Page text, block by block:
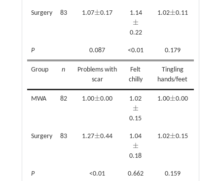
Surgery 83 1.07±
± 0.17 1.14
±
±
0.22
1.02±
± 0.11
P 0.087 <0.01 0.179
Group n
Problems with
scar
Felt
chilly
Tingling
hands/feet
MWA 82 1.00±
± 0.00 1.02
±
±
0.15
1.00±
± 0.00
Surgery 83 1.27±
± 0.44 1.04
±
±
0.18
1.02±
± 0.15
P <0.01 0.662 0.159